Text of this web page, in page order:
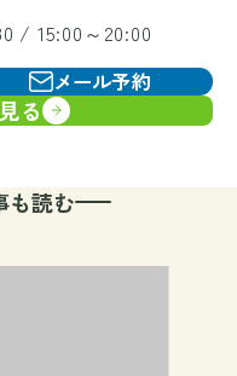
/ 15:00～20:00
メール予約
る
も読む